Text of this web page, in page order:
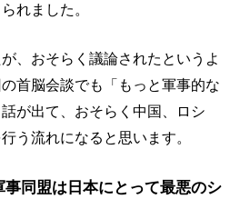
れました。
、おそらく議論されたというよ
首脳会談でも「もっと軍事的な
が出て、おそらく中国、ロシ
う流れになると思います。
同盟は日本にとって最悪のシ